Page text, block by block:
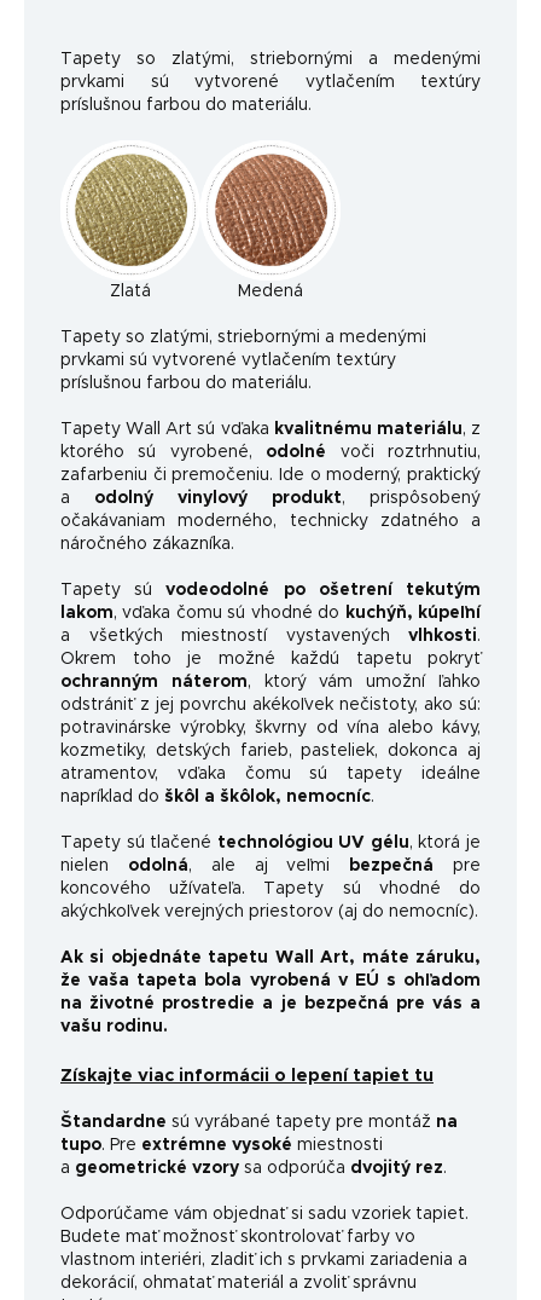
Tapety so zlatými, striebornými a medenými
prvkami sú vytvorené vytlačením textúry
príslušnou farbou do materiálu.
Zlatá Medená
Tapety so zlatými, striebornými a medenými
prvkami sú vytvorené vytlačením textúry
príslušnou farbou do materiálu.
Tapety Wall Art sú vďaka kvalitnému materiálu, z
ktorého sú vyrobené, odolné voči roztrhnutiu,
zafarbeniu či premočeniu. Ide o moderný, praktický
a odolný vinylový produkt, prispôsobený
očakávaniam moderného, ​​technicky zdatného a
náročného zákazníka.
Tapety súvodeodolné po ošetrení tekutým
lakom, vďaka čomu sú vhodné do
kuchýň, kúpeľní
a všetkých miestností vystavených vlhkosti.
Okrem toho je možné každú tapetu pokryť
ochranným náterom, ktorý vám umožní ľahko
odstrániť z jej povrchu akékoľvek nečistoty, ako sú:
potravinárske výrobky, škvrny od vína alebo kávy,
kozmetiky, detských farieb, pasteliek, dokonca aj
atramentov, vďaka čomu sú tapety ideálne
napríklad do škôl a škôlok, nemocníc.
Tapety sú tlačené technológiou UV gélu, ktorá je
nielen odolná, ale aj veľmi bezpečná pre
koncového užívateľa. Tapety sú vhodné do
akýchkoľvek verejných priestorov (aj do nemocníc).
Ak si objednáte tapetu Wall Art, máte záruku,
že vaša tapeta bola vyrobená v EÚ s ohľadom
na životné prostredie a je bezpečná pre vás a
vašu rodinu.
Získajte viac informácii o lepení tapiet tu
Štandardne sú vyrábané tapety pre montáž na
tupo. Pre extrémne vysoké miestnosti
a geometrické vzory sa odporúča dvojitý rez.
Odporúčame vám objednať si sadu vzoriek tapiet.
Budete mať možnosť skontrolovať farby vo
vlastnom interiéri, zladiť ich s prvkami zariadenia a
dekorácií, ohmatať materiál a zvoliť správnu